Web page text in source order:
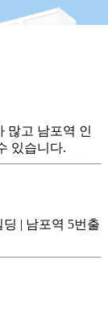
많고 남포역 인
있습니다.
딩 | 남포역 5번출